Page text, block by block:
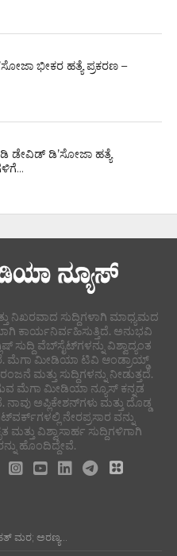
ಭೀಕರ ಹತ್ಯೆ ಪ್ರಕರಣ –
ಡೇವಿಡ್ ಡಿ’ಸೋಜಾ ಹತ್ಯೆ
ನಿಖರವಾದ ಸುದ್ದಿಗಳಾಗಿ ಮಾಧ್ಯಮದ
ಕಾರ್ಯನಿರ್ವಹಿಸುತ್ತಿದೆ. ಅನುಭವಿ
ಸುದ್ದಿ ವೆಬ್‌ಸೈಟ್‌ಗಳನ್ನು ವಿಶ್ವಾದ್ಯಂತ
ಮೆಗಾ ಮೀಡಿಯಾ ಟಿವಿ ಆಂಡ್ರಾಯ್ಡ್
ಮತ್ತು ಸುದ್ದಿಗಳನ್ನು ನೀಡುತ್ತದೆ.
ಮೆಗಾ ಮೀಡಿಯಾ ನ್ಯೂಸ್ ಕನ್ನಡ
ನಾವು ಅಪ್ಲಿಕೇಶನ್‌ಗಳು ಮತ್ತು ದೊಡ್ಡ
ನೇರಪ್ರಸಾರ ವನ್ನು
ವಿಶ್ವಾಸಾರ್ಹ ಸುದ್ದಿಗಳಿಗಾಗಿ
ಹೊಂದಿದ್ದೇವೆ.
ಮರ; ಅರಣ್ಯ...